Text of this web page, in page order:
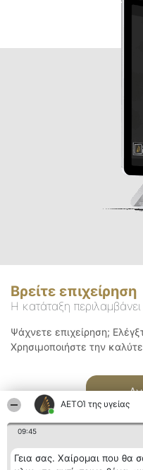
ΑΕΤΟΊ της υγείας
09:45
Γεια σας. Χαίρομαι που θα
Βρείτε επιχείρηση
Η κατάταξη
Ψάχνετε επιχείρηση;
Χρησιμοποιήστε την